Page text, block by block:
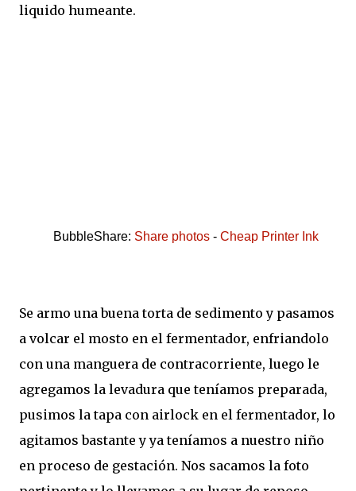
liquido humeante.
BubbleShare: Share photos - Cheap Printer Ink
Se armo una buena torta de sedimento y pasamos
a volcar el mosto en el fermentador, enfriandolo
con una manguera de contracorriente, luego le
agregamos la levadura que teníamos preparada,
pusimos la tapa con airlock en el fermentador, lo
agitamos bastante y ya teníamos a nuestro niño
en proceso de gestación. Nos sacamos la foto